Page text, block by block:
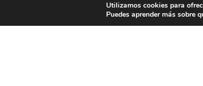
Utilizamos cookies para
Puedes aprender más sobre